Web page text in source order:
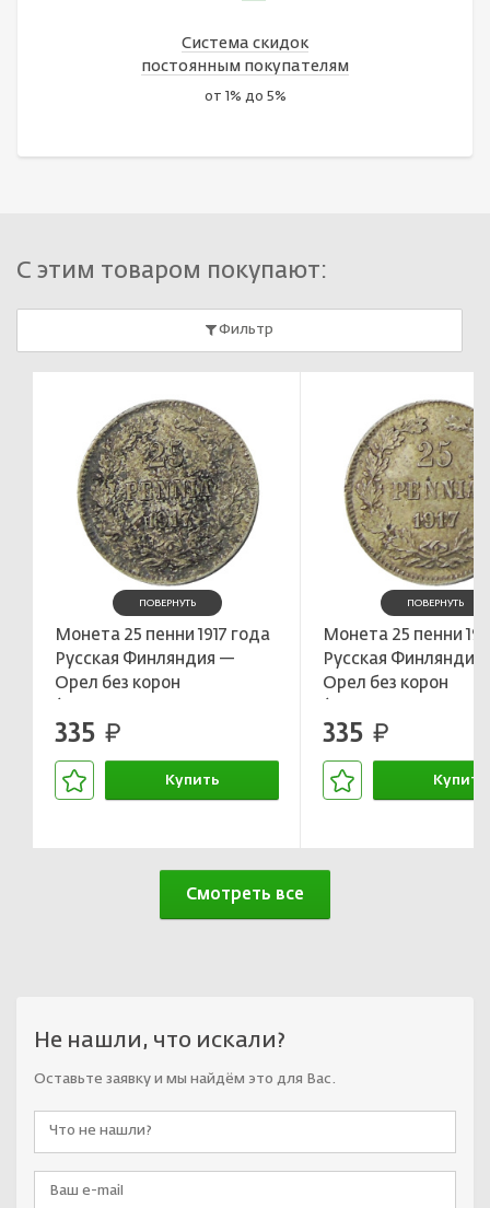
Система скидок
постоянным покупателям
от 1% до 5%
С этим товаром покупают:
Фильтр
ПОВЕРНУТЬ
Монета 25 пенни 1917 года
Русская Финляндия —
Орел без корон
правительство)
335 руб.
Купить
ПОВЕРНУТЬ
Монета 25 пенни
Русская
Орел без корон
правительство)
335 руб.
Купить
Смотреть все
Не нашли, что искали?
Оставьте заявку и мы найдём это для Вас.